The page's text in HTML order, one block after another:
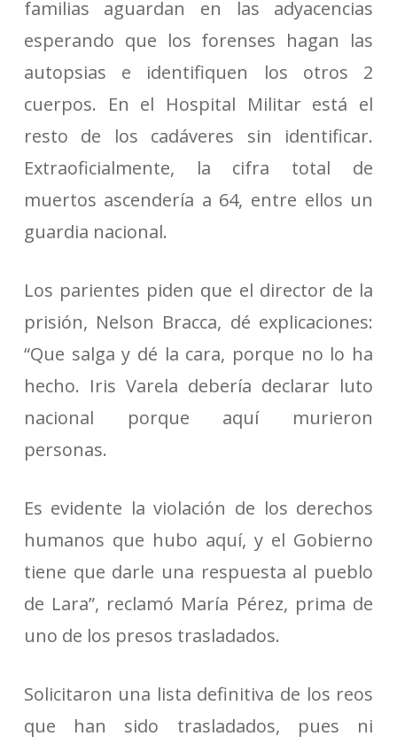
familias aguardan en las adyacencias
esperando que los forenses hagan las
autopsias e identifiquen los otros 2
cuerpos. En el Hospital Militar está el
resto de los cadáveres sin identificar.
Extraoficialmente, la cifra total de
muertos ascendería a 64, entre ellos un
guardia nacional.
Los parientes piden que el director de la
prisión, Nelson Bracca, dé explicaciones:
“Que salga y dé la cara, porque no lo ha
hecho. Iris Varela debería declarar luto
nacional porque aquí murieron
personas.
Es evidente la violación de los derechos
humanos que hubo aquí, y el Gobierno
tiene que darle una respuesta al pueblo
de Lara”, reclamó María Pérez, prima de
uno de los presos trasladados.
Solicitaron una lista definitiva de los reos
que han sido trasladados, pues ni